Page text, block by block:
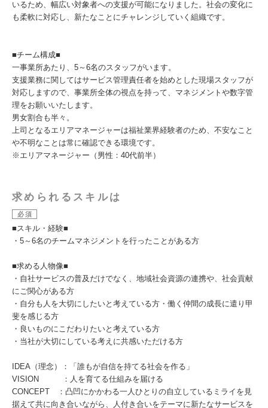
いるため、幅広い対象者への支援が可能になりました。社会の変化に
も柔軟に対応し、新たなことにチャレンジしていく組織です。
■チーム構成■
一事業所あたり、5～6名のスタッフがいます。
支援業務に関してはサービス管理責任者を始めとした現場スタッフが
対応しますので、事業所全体の視点を持って、マネジメントや数字管
理をお願いいたします。
男女割合も半々。
上司となるエリアマネージャーは福祉業界経験者のため、不安なこと
や不明なことは常に確認できる環境です。
※エリアマネージャー（男性：40代前半）
求められるスキルは
必須
■スキル・経験■
・5～6名のチームマネジメントを行ったことがある方
■求める人物像■
・自社サービスの普及だけでなく、地域社会資源の連携や、社会貢献
にご関心がある方
・自分も人を大切にしたいと考えている方・働く仲間の成長に遣り甲
斐を感じる方
・良いものにこだわりたいと考えている方
・当社が大切にしている考えに共感いただける方
IDEA（理念）：「誰もが自信を持てる社会を作る」
VISION ：人を育てる仕組みを届ける
CONCEPT ：凸凹にかかわる一人ひとりの自立しているミライを見
据えて共に向き合いながら、人付き合いをテーマに新たなサービスを